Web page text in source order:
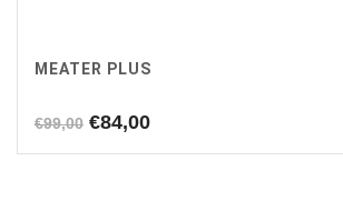
MEATER PLUS
€99,00 Oorspronkelijke
€84,00Huidige